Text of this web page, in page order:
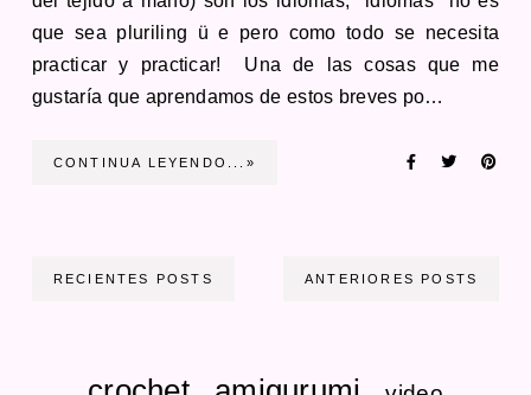
que sea pluriling ü e pero como todo se necesita
practicar y practicar! Una de las cosas que me
gustaría que aprendamos de estos breves po…
CONTINUA LEYENDO...»
RECIENTES POSTS ANTERIORES POSTS